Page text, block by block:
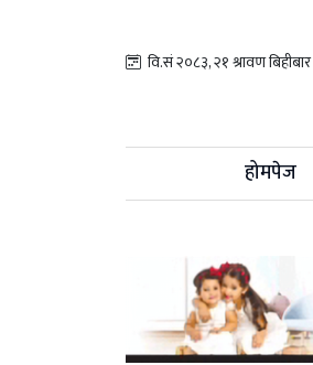
वि.सं २०८३, २१ श्रावण बिहीबार
होमपेज